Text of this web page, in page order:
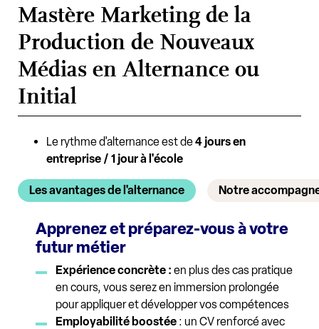
Mastère Marketing de la
Production de Nouveaux
Médias en Alternance ou
Initial
Le rythme d'alternance est de4 jours en
entreprise / 1 jour à l'école
Les avantages de l'alternance Notre
Apprenez et préparez-vous à votre
futur métier
Expérience concrète : en plus des cas pratique
en cours, vous serez en immersion prolongée
pour appliquer et développer vos compétences
Employabilité boostée : un CV renforcé avec